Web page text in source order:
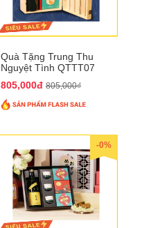
Quà Tặng Trung Thu
Nguyệt Tình QTTT07
805,000đ 805,000₫
-0%